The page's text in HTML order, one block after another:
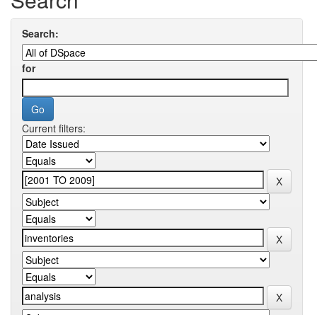
Search:
for
Current filters: